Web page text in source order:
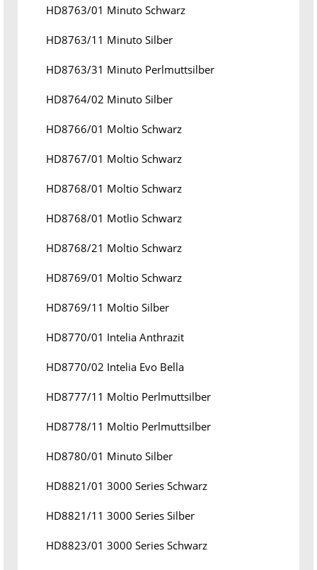
HD8763/01 Minuto Schwarz
HD8763/11 Minuto Silber
HD8763/31 Minuto Perlmuttsilber
HD8764/02 Minuto Silber
HD8766/01 Moltio Schwarz
HD8767/01 Moltio Schwarz
HD8768/01 Moltio Schwarz
HD8768/01 Motlio Schwarz
HD8768/21 Moltio Schwarz
HD8769/01 Moltio Schwarz
HD8769/11 Moltio Silber
HD8770/01 Intelia Anthrazit
HD8770/02 Intelia Evo Bella
HD8777/11 Moltio Perlmuttsilber
HD8778/11 Moltio Perlmuttsilber
HD8780/01 Minuto Silber
HD8821/01 3000 Series Schwarz
HD8821/11 3000 Series Silber
HD8823/01 3000 Series Schwarz